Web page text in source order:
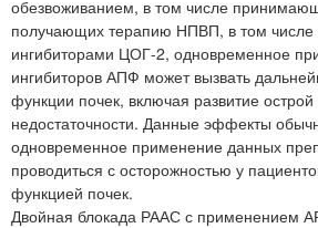
обезвоживанием, в том числе
получающих терапию НПВП, в том числе
ингибиторами ЦОГ-2, одновременное
ингибиторов АПФ может вызвать
функции почек, включая развитие
недостаточности. Данные эффекты
одновременное применение данных
проводиться с осторожностью у
функцией почек.
Двойная блокада РААС с применением